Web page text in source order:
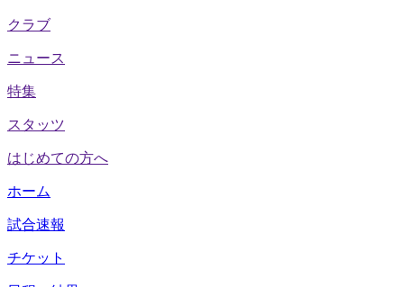
クラブ
ニュース
特集
スタッツ
はじめての方へ
ホーム
試合速報
チケット